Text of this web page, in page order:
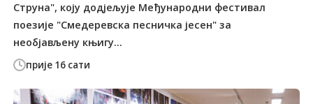
прије 16 сати
Струна", коју додјељује Међународни фестивал
поезије "Смедеревска песничка јесен" за
необјављену књигу...